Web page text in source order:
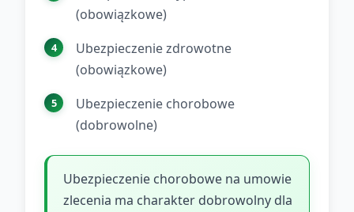
(obowiązkowe)
Ubezpieczenie zdrowotne
(obowiązkowe)
Ubezpieczenie chorobowe
(dobrowolne)
Ubezpieczenie chorobowe na umowie
zlecenia ma charakter dobrowolny dla